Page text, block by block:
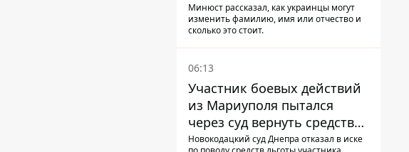
Минюст рассказал, как украинцы могут
изменить фамилию, имя или отчество и
сколько это стоит.
06:13
Участник боевых действий
из Мариуполя пытался
через суд вернуть средства
субсидии со счета в
Новокодацкий суд Днепра отказал в иске